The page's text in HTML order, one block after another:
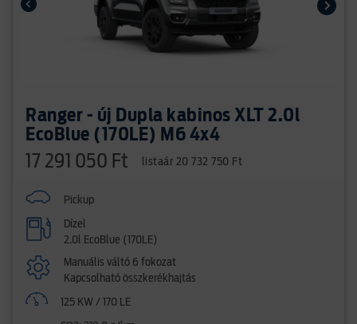
Ranger - új Dupla kabinos XLT 2.0l
EcoBlue (170LE) M6 4x4
17 291 050 Ft listaár 20 732 750 Ft
Pickup
Dízel
2.0l EcoBlue (170LE)
Manuális váltó 6 fokozat
Kapcsolható összkerékhajtás
125 KW / 170 LE